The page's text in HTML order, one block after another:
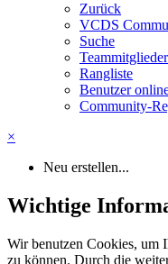
Zurück
VCDS
Suche
Teammitglieder
Rangliste
Benutzer
Community-
×
Neu erstellen...
Wichtige
Wir benutzen Cookies, um
zu können. Durch die